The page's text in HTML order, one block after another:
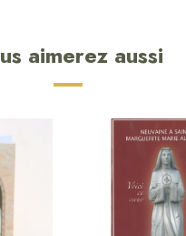
aimerez aussi